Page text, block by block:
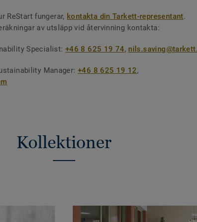
ReStart fungerar, kontakta din Tarkett-representant.
av utsläpp vid återvinning kontakta:
Specialist: +46 8 625 19 74,
Manager: +46 8 625 19 12,
Kollektioner